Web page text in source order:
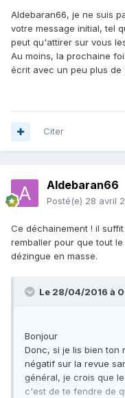
Aldebaran66, je ne suis
votre message initial, tel
peut qu'attirer sur vous
Au moins, la prochaine
écrit avec un peu plus de
Citer
Aldebaran66
Posté(e) 28 avril
Ce déchainement ! il
remballer pour que tout
dézingue en masse.
Le 28/04/2016 à
Bonjour
Donc, si je lis bien ton
négatif sur la revue
général, je crois que
c'est de te fendre de